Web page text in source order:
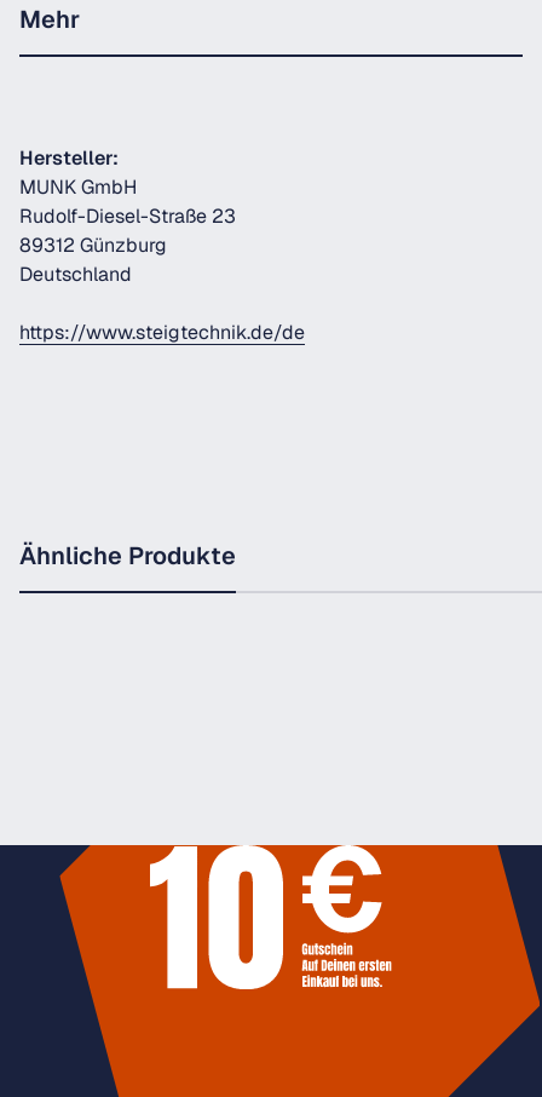
Mehr
Hersteller:
MUNK GmbH
Rudolf-Diesel-Straße 23
89312 Günzburg
Deutschland
https://www.steigtechnik.de/de
Ähnliche Produkte